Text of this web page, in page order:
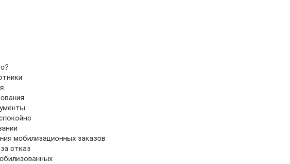
мобилизационных заказов
отказ